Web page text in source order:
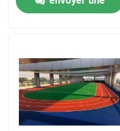
Vidéos
Visite de l'usine